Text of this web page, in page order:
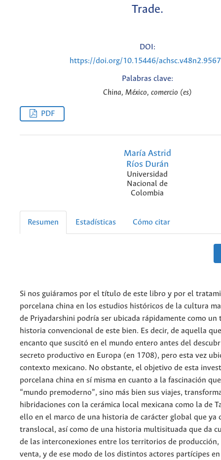
Trade.
DOI:
https://doi.org/10.15446/
Palabras clave:
China, México, comercio (es)
PDF
María Astrid
Ríos Durán
Universidad
Nacional de
Colombia
Resumen Estadísticas Cómo citar
Si nos guiáramos por el título de este libro y por el
porcelana china en los estudios históricos de la cultura
de Priyadarshini podría ser ubicada rápidamente como un
historia convencional de este bien. Es decir, de aquella
encanto que suscitó en el mundo entero antes del
secreto productivo en Europa (en 1708), pero esta vez
contexto mexicano. No obstante, el objetivo de esta
porcelana china en sí misma en cuanto a la fascinación
“mundo premoderno”, sino más bien sus viajes,
hibridaciones con la cerámica local mexicana como la de
ello en el marco de una historia de carácter global que ya
translocal, así como de una historia multisituada que da
de las interconexiones entre los territorios de
venta, y de ese modo de los distintos actores partícipes